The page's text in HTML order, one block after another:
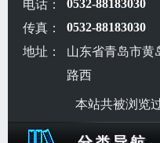
电话： 0532-88183030
传真： 0532-88183030
地址：
山东省青岛市黄
路西
本站共被浏览